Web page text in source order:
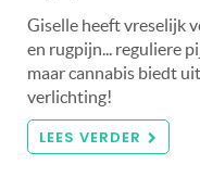
Giselle heeft vreselijk
en rugpijn... reguliere
maar cannabis biedt
verlichting!
LEES VERDER